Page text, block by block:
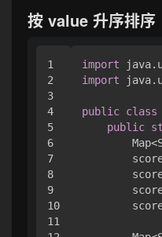
按 value 升序排序
1
2
3
4
5
6
7
8
9
10
11
import
import
public class
public